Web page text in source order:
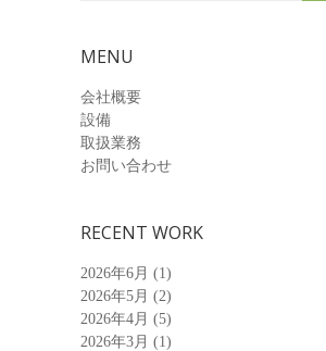
MENU
会社概要
設備
取扱業務
お問い合わせ
RECENT WORK
2026年6月 (1)
2026年5月 (2)
2026年4月 (5)
2026年3月 (1)